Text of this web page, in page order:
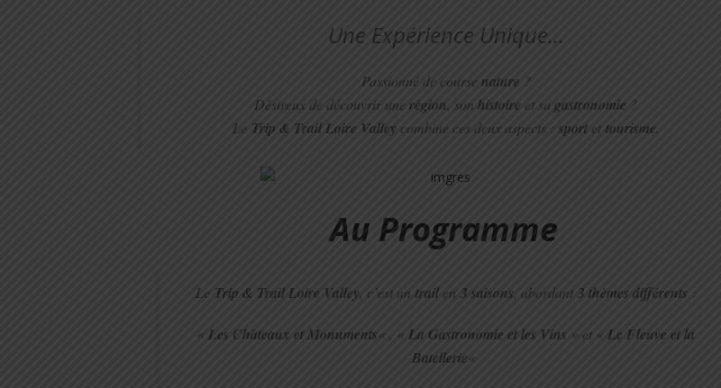
Une Expérience Unique…
Passionné de coursenature ?
Désireux de découvrir unerégion, son histoire et sa gastronomie ?
Le Trip & Trail Loire Valley combine ces deux aspects : sportet tourisme.
Au Programme
Le Trip & Trail Loire Valley, c’est un trailen 3 saisons, abordant 3 thèmes différents :
« Les Châteaux et Monuments« , « La Gastronomie et les Vins » et « Le Fleuve et la
Batellerie«